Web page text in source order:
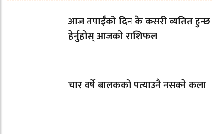
आज तपाईँको दिन के कसरी व्यतित हुन्छ
हेर्नुहोस् आजको राशिफल
चार वर्षे बालकको पत्याउनै नसक्ने कला